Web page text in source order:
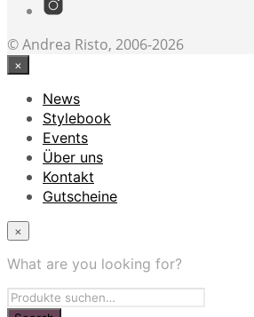
© Andrea Risto, 2006-2026
×
News
Stylebook
Events
Über uns
Kontakt
Gutscheine
×
What are you looking for?